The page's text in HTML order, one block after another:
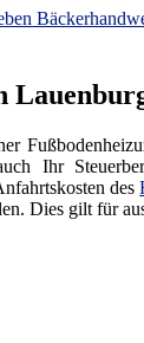
Ihr
des
Dies gilt für